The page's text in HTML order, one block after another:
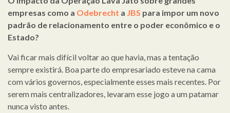
empresas como a Odebrecht a JBS para impor um novo
padrão de relacionamento entre o poder econômico e o
Estado?
Vai ficar mais difícil voltar ao que havia, mas a tentação
sempre existirá. Boa parte do empresariado esteve na cama
com vários governos, especialmente esses mais recentes. Por
serem mais centralizadores, levaram esse jogo a um patamar
nunca visto antes.